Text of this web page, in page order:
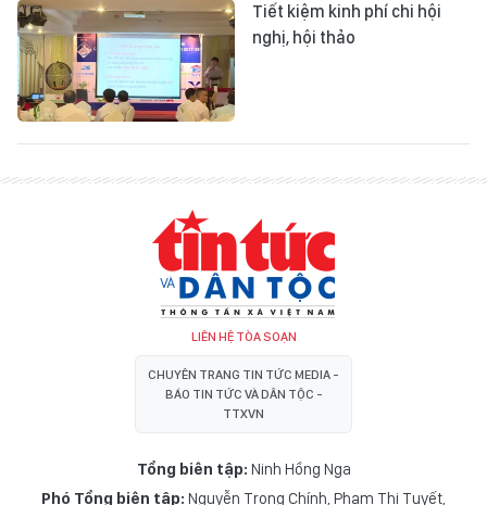
Tiết kiệm kinh phí chi hội
nghị, hội thảo
LIÊN HỆ TÒA SOẠN
CHUYÊN TRANG TIN TỨC MEDIA -
BÁO TIN TỨC VÀ DÂN TỘC -
TTXVN
Tổng biên tập: Ninh Hồng Nga
Phó Tổng biên tập: Nguyễn Trọng Chính Phạm Thị Tuyết